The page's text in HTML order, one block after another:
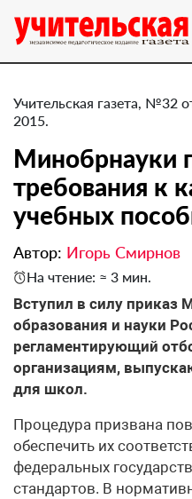
Учительская газета, №32
2015.
Минобрнауки
требования к
учебных
Автор: Игорь Смирнов
На чтение: ≈ 3 мин.
Вступил в силу приказ
образования и науки
регламентирующий
организациям,
для школ.
Процедура призвана
обеспечить их
федеральных
стандартов. В